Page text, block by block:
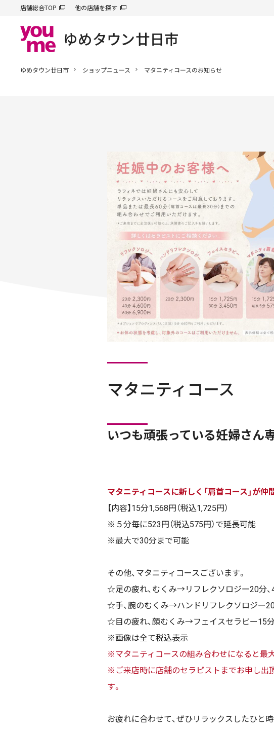
店舗総合TOP 他の店舗を探す
ゆめタウン廿日市 ショップニュース マタニティコースのお知らせ
マタニティコース
いつも頑張っている妊婦さん
マタニティコースに新しく「肩首コース」が仲
【内容】15分1,568円（税込1,725円）
※５分毎に523円（税込575円）で延長可能
※最大で30分まで可能
その他、マタニティコースございます。
☆足の疲れ、むくみ→リフレクソロジー20分、
☆手、腕のむくみ→ハンドリフレクソロジー
☆目の疲れ、顔むくみ→フェイスセラピー15
※画像は全て税込表示
※マタニティコースの組み合わせになると最
※ご来店時に店舗のセラピストまでお申し出
す。
お疲れに合わせて、ぜひリラックスしたひと時